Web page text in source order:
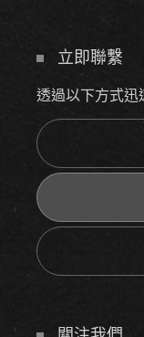
立即聯繫
透過以下方式迅